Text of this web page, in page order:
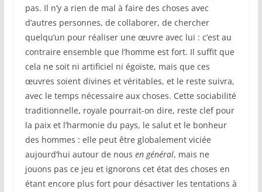
pas. Il n’y a rien de mal à faire des choses avec
d’autres personnes, de collaborer, de chercher
quelqu’un pour réaliser une œuvre avec lui : c’est au
contraire ensemble que l’homme est fort. Il suffit que
cela ne soit ni artificiel ni égoïste, mais que ces
œuvres soient divines et véritables, et le reste suivra,
avec le temps nécessaire aux choses. Cette sociabilité
traditionnelle, royale pourrait-on dire, reste clef pour
la paix et l’harmonie du pays, le salut et le bonheur
des hommes : elle peut être globalement viciée
aujourd’hui autour de nous en général, mais ne
jouons pas ce jeu et ignorons cet état des choses en
étant encore plus fort pour désactiver les tentations à